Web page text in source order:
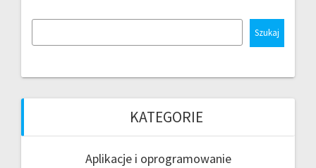
Szukaj
KATEGORIE
Aplikacje i oprogramowanie